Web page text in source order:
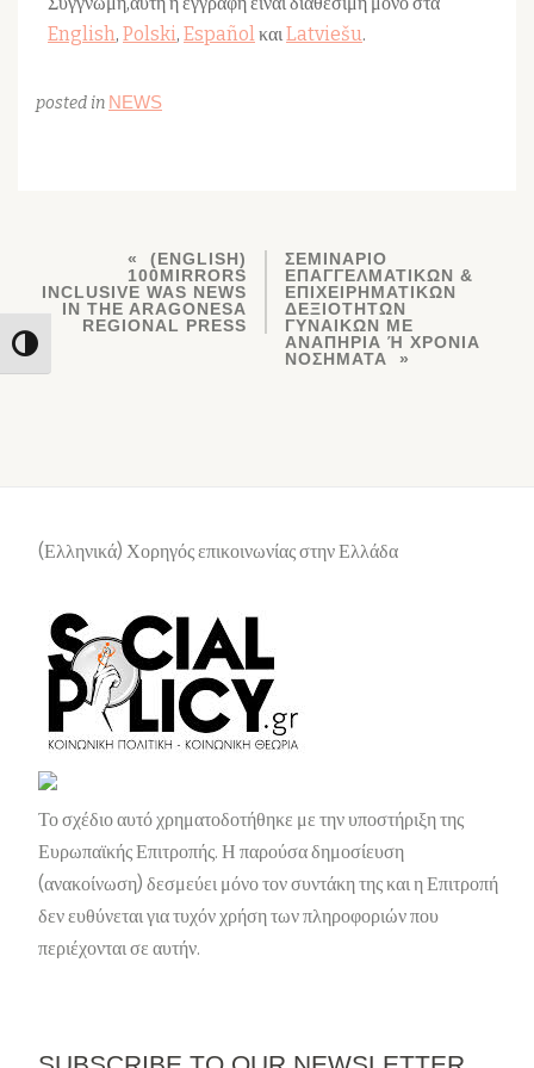
Toggle High Contrast
English, Polski, EspañolκαιLatviešu.
posted in NEWS
(ENGLISH)
100MIRRORS
INCLUSIVE WAS NEWS
IN THE ARAGONESA
REGIONAL PRESS
ΣΕΜΙΝΆΡΙΟ
ΕΠΑΓΓΕΛΜΑΤΙΚΏΝ &
ΕΠΙΧΕΙΡΗΜΑΤΙΚΏΝ
ΔΕΞΙΟΤΉΤΩΝ
ΓΥΝΑΙΚΏΝ ΜΕ
ΑΝΑΠΗΡΊΑ Ή ΧΡΌΝΙΑ Ν
ΟΣΉΜΑΤΑ
(Ελληνικά) Χορηγός επικοινωνίας στην Ελλάδα
Το σχέδιο αυτό χρηματοδοτήθηκε με την υποστήριξη της
Ευρωπαϊκής Επιτροπής. Η παρούσα δημοσίευση
(ανακοίνωση) δεσμεύει μόνο τον συντάκη της και η Επιτροπή
δεν ευθύνεται για τυχόν χρήση των πληροφοριών που
περιέχονται σε αυτήν.